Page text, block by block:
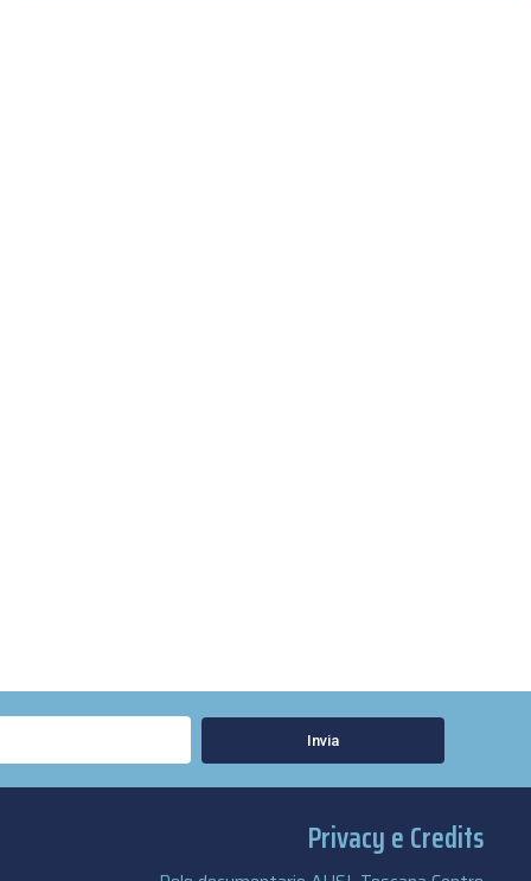
Invia
Privacy e Credits